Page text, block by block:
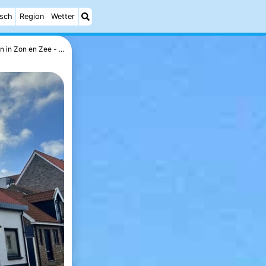
Region Wetter
in Zon en Zee - ...